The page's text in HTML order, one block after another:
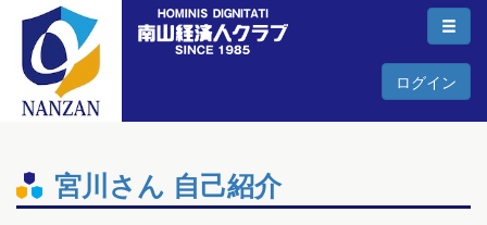
ログイン
宮川さん 自己紹介